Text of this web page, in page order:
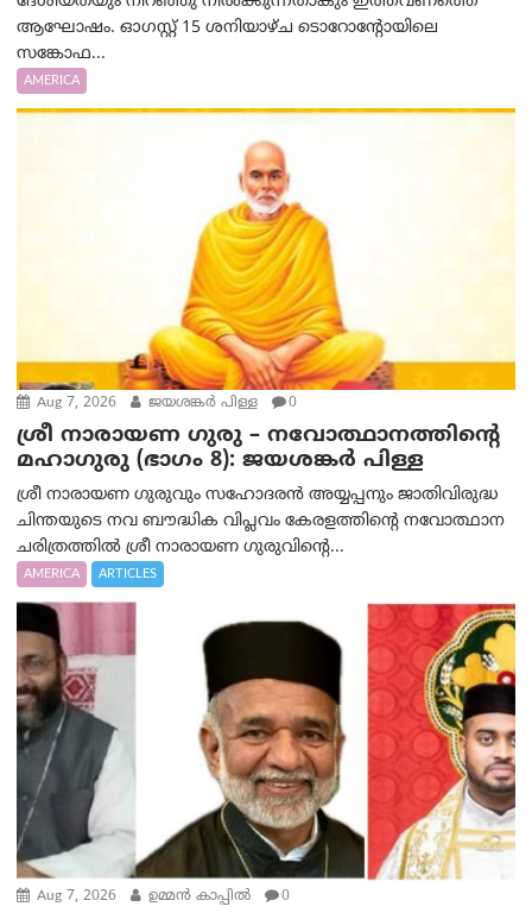
ആഘോഷം. ഓഗസ്റ്റ് 15 ശനിയാഴ്ച ടൊറോന്റോയിലെ
സങ്കോഫ...
AMERICA
Aug 7, 2026 ജയശങ്കര്‍ പിള്ള 0
ശ്രീ നാരായണ ഗുരു – നവോത്ഥാനത്തിന്റെ
മഹാഗുരു (ഭാഗം 8): ജയശങ്കര്‍ പിള്ള
ശ്രീ നാരായണ ഗുരുവും സഹോദരൻ അയ്യപ്പനും ജാതിവിരുദ്ധ
ചിന്തയുടെ നവ ബൗദ്ധിക വിപ്ലവം കേരളത്തിന്റെ നവോത്ഥാന
ചരിത്രത്തിൽ ശ്രീ നാരായണ ഗുരുവിന്റെ...
AMERICA ARTICLES
Aug 7, 2026 ഉമ്മന്‍ കാപ്പില്‍ 0